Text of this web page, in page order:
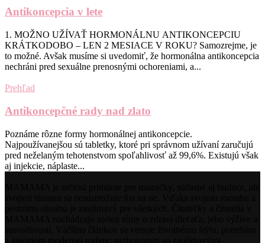
Antikoncepcia v lete
1. MOŽNO UŽÍVAŤ HORMONÁLNU ANTIKONCEPCIU
KRÁTKODOBO – LEN 2 MESIACE V ROKU? Samozrejme, je
to možné. Avšak musíme si uvedomiť, že hormonálna antikoncepcia
nechráni pred sexuálne prenosnými ochoreniami, a...
Prehľad
Antikoncepčné rady nad zlato
Poznáme rôzne formy hormonálnej antikoncepcie.
Najpoužívanejšou sú tabletky, ktoré pri správnom užívaní zaručujú
pred neželaným tehotenstvom spoľahlivosť až 99,6%. Existujú však
aj injekcie, náplaste...